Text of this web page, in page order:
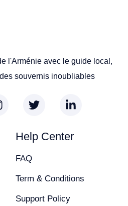
l'Arménie avec le guide local,
souvernis inoubliables
Help Center
FAQ
Term & Conditions
Support Policy